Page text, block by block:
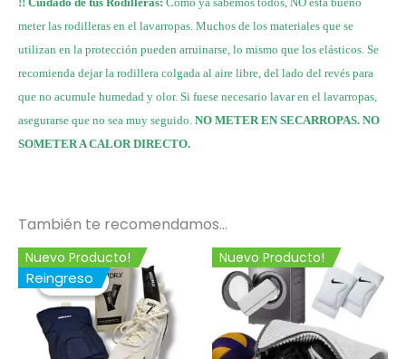
meter las rodilleras en el lavarropas. Muchos de los materiales que se
utilizan en la protección pueden arruinarse, lo mismo que los elásticos. Se
recomienda dejar la rodillera colgada al aire libre, del lado del revés para
que no acumule humedad y olor. Si fuese necesario lavar en el lavarropas,
asegurarse que no sea muy seguido. NO METER EN SECARROPAS. NO
SOMETER A CALOR DIRECTO.
También te recomendamos…
¡Oferta!
Nuevo Producto!
Reingreso
¡Oferta!
El
precio
original
era:
$ 39.999.
precio
actual
es:
$ 37.999.
Nuevo Producto!